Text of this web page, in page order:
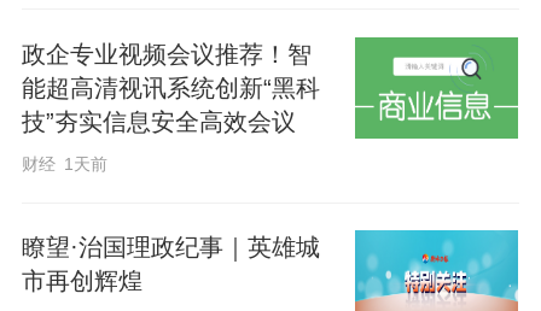
创新的藩篱指明了根本方向。
政企专业视频会议推荐！智
能超高清视讯系统创新“黑科
技”夯实信息安全高效会议
财经 1天前
瞭望·治国理政纪事｜英雄城
市再创辉煌